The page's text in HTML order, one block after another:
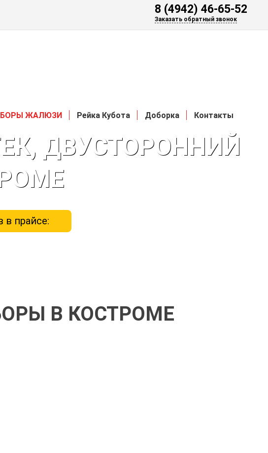
8 (4942) 46-65-52
Заказать обратный звонок
ЖАЛЮЗИ Рейка Кубота Доборка Контакты
ДВУСТОРОННИЙ
в прайсе:
В КОСТРОМЕ